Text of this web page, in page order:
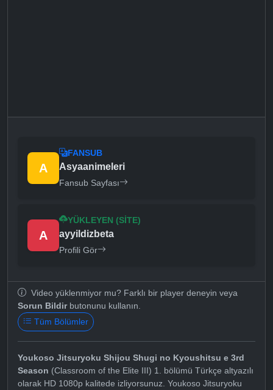
A
FANSUB
Asyaanimeleri
Fansub Sayfası
A
YÜKLEYEN (SITE)
ayyildizbeta
Profili Gör
Video yüklenmiyor mu? Farklı bir player deneyin veya
Sorun Bildirbutonunu kullanın.
Tüm Bölümler
Youkoso Jitsuryoku Shijou Shugi no Kyoushitsu e 3rd
Season (Classroom of the Elite III) 1. bölümü Türkçe altyazılı
olarak HD 1080p kalitede izliyorsunuz. Youkoso Jitsuryoku